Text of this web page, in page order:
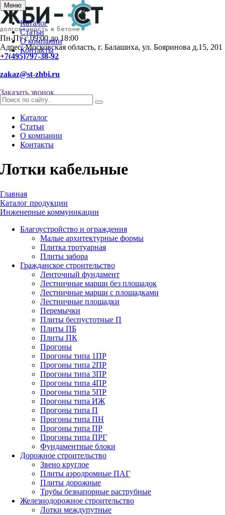
Меню
Каталог
Статьи
О компании
Контакты
Пн-Пт с 09:00 до 18:00
Адрес: Московская область, г. Балашиха, ул. Бояринова д.15, 201
+7(495)797-38-92
zakaz@st-zhbi.ru
Заказать звонок
Каталог
Статьи
О компании
Контакты
Лотки кабельные
Главная
Каталог продукции
Инженерные коммуникации
Благоустройство и ограждения
Малые архитектурные формы
Плитка тротуарная
Плиты забора
Гражданское строительство
Ленточный фундамент
Лестничные марши без площадок
Лестничные марши с площадками
Лестничные площадки
Перемычки
Плиты беспустотные П
Плиты ПБ
Плиты ПК
Прогоны
Прогоны типа 1ПР
Прогоны типа 2ПР
Прогоны типа 3ПР
Прогоны типа 4ПР
Прогоны типа 5ПР
Прогоны типа ИЖ
Прогоны типа П
Прогоны типа ПН
Прогоны типа ПР
Прогоны типа ПРГ
Фундаментные блоки
Дорожное строительство
Звено круглое
Плиты аэродромные ПАГ
Плиты дорожные
Трубы безнапорные раструбные
Железнодорожное строительство
Лотки междупутные